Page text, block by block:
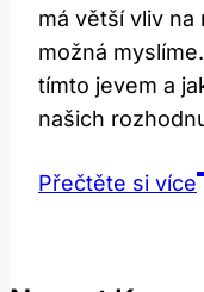
má větší vliv
možná
tímto jevem a
našich
Přečtěte si více